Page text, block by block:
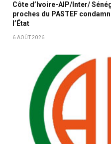
Côte d’Ivoire-AIP/Inter/
proches du PASTEF
l’État
6 AOÛT 2026